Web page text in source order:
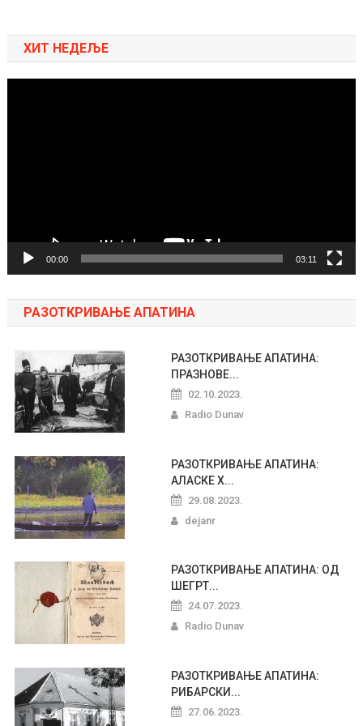
ХИТ НЕДЕЉЕ
00:00 03:11
РАЗОТКРИВАЊЕ АПАТИНА
РАЗОТКРИВАЊЕ АПАТИНА:
ПРАЗНОВЕ...
02.10.2023.
Radio Dunav
РАЗОТКРИВАЊЕ АПАТИНА:
АЛАСКЕ Х...
29.08.2023.
dejanr
РАЗОТКРИВАЊЕ АПАТИНА: ОД
ШЕГРТ...
24.07.2023.
Radio Dunav
РАЗОТКРИВАЊЕ АПАТИНА:
РИБАРСКИ...
27.06.2023.